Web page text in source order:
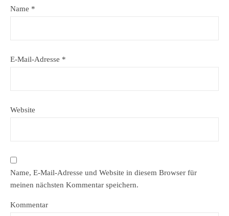
Name *
E-Mail-Adresse *
Website
Name, E-Mail-Adresse und Website in diesem Browser für
meinen nächsten Kommentar speichern.
Kommentar